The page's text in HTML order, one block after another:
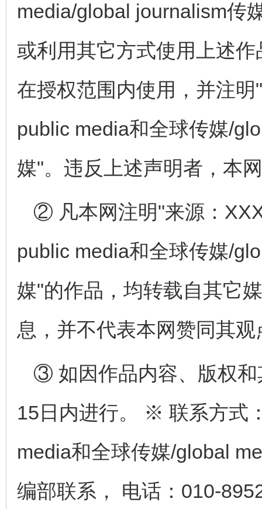
media/global journalism传
或利用其它方式使用上述
在授权范围内使用，并注
public media和全球传媒/
媒"。违反上述声明者，本
② 凡本网注明"来源：
public media和全球传媒/
媒"的作品，均转载自其它
息，并不代表本网赞同其
③ 如因作品内容、版权和
15日内进行。 ※ 联系方式
media和全球传媒/global
编部联系， 电话：010-